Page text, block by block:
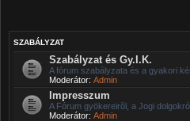
SZABÁLYZAT
Szabályzat és Gy.I.K.
A fórum szabályzata és a gyakori
Moderátor: Admin
Impresszum
A Fórum gyökereirõl, a Jogi
Moderátor: Admin